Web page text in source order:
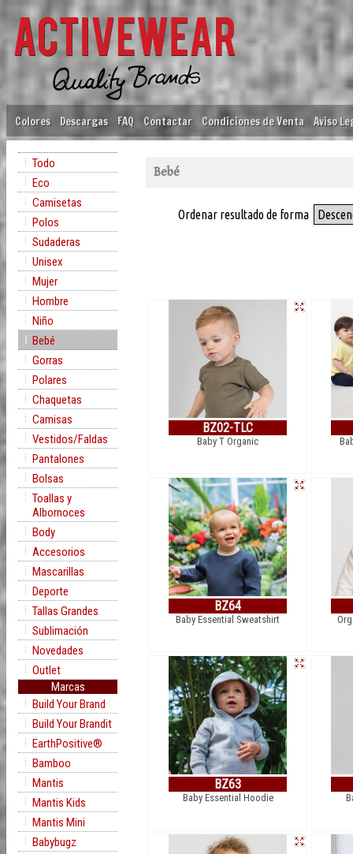
Colores Descargas FAQ Contactar Condiciones de Venta Aviso
Todo
Eco
Camisetas
Polos
Sudaderas
Unisex
Mujer
Hombre
Niño
Bebé
Gorras
Polares
Chaquetas
Camisas
Vestidos/Faldas
Pantalones
Bolsas
Toallas y
Albornoces
Body
Accesorios
Mascarillas
Deporte
Tallas Grandes
Sublimación
Novedades
Outlet
Marcas
Build Your Brand
Build Your Brandit
EarthPositive®
Bamboo
Mantis
Mantis Kids
Mantis Mini
Babybugz
Bebé
Ordenar resultado de forma
BZ02-TLC
Baby T Organic
BZ64
Baby Essential Sweatshirt
BZ63
Baby Essential Hoodie